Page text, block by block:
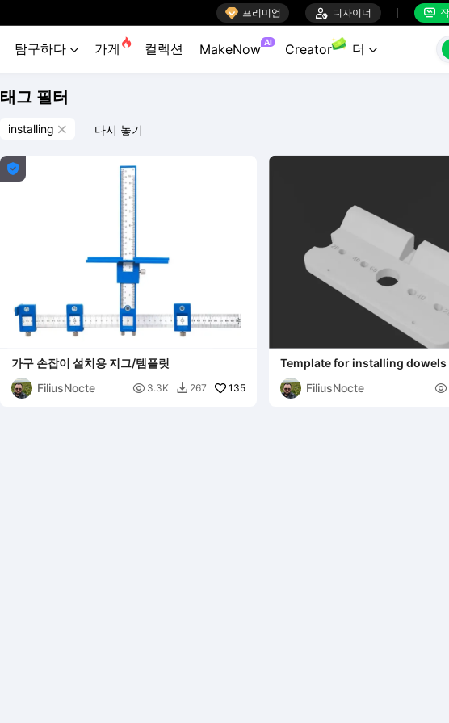
 프리미엄  디자이너 
탐구하다  가게  컬렉션 MakeNow AI Creator 더 
태그 필터
installing  다시 놓기

가구 손잡이 설치용 지그/템플릿
FiliusNocte
 3.3K  267 135
Template for installing dowels
FiliusNocte
